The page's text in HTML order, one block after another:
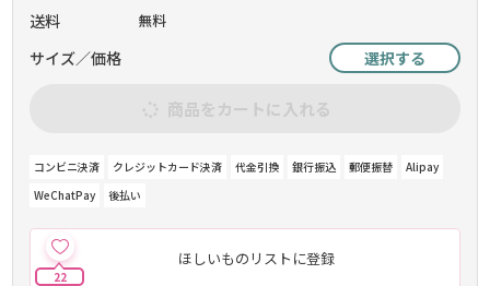
送料 無料
サイズ／価格 選択する
商品をカートに入れる
コンビニ決済 クレジットカード決済 代金引換 銀行振込 郵便振替
Alipay
WeChatPay
後払い
ほしいものリストに登録
22